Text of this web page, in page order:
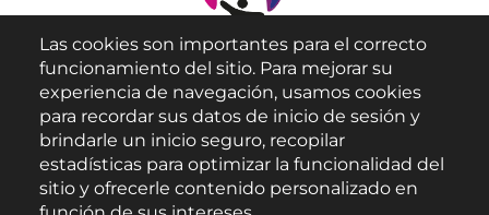
Aviso Legal
Política de Privacidad
Las cookies son importantes para el correcto
funcionamiento del sitio. Para mejorar su
experiencia de navegación, usamos cookies
para recordar sus datos de inicio de sesión y
brindarle un inicio seguro, recopilar
estadísticas para optimizar la funcionalidad del
sitio y ofrecerle contenido personalizado en